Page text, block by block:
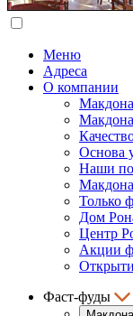
Меню
Адреса
О компании
Основа
Наши
Только
Дом
Центр
Акции
Фаст-фуды